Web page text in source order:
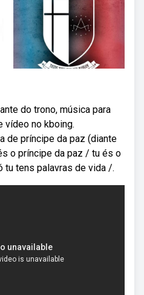
do trono, música para
vídeo no kboing.
de príncipe da paz (diante
o príncipe da paz / tu és o
tens palavras de vida /.